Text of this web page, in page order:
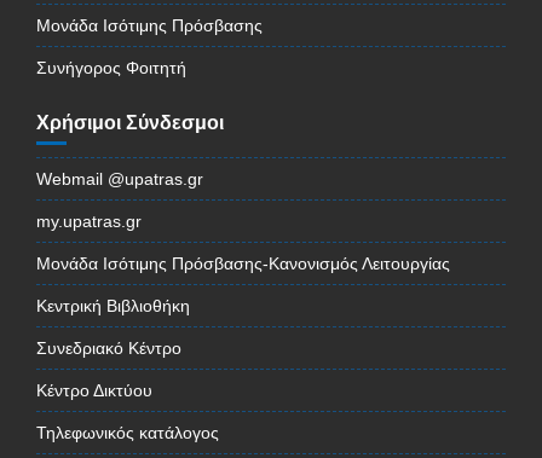
Μονάδα Ισότιμης Πρόσβασης
Συνήγορος Φοιτητή
Χρήσιμοι Σύνδεσμοι
Webmail @upatras.gr
my.upatras.gr
Μονάδα Ισότιμης Πρόσβασης-Κανονισμός Λειτουργίας
Κεντρική Βιβλιοθήκη
Συνεδριακό Κέντρο
Κέντρο Δικτύου
Τηλεφωνικός κατάλογος